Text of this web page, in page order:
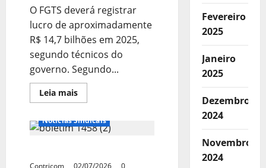
reunião
com
centrais
O FGTS deverá registrar
lucro de aproximadamente
R$ 14,7 bilhões em 2025,
segundo técnicos do
governo. Segundo...
Leia maisLeia
mais
do
FGTS
Notícias de Entidades
Notícias Sindicais
Contricom 02/07/2026 0
Fevereiro
2025
Janeiro
2025
Dezembro
2024
Novembro
2024